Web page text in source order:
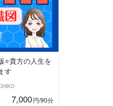
⭐️貴方の人生を
す
7,000円/90分